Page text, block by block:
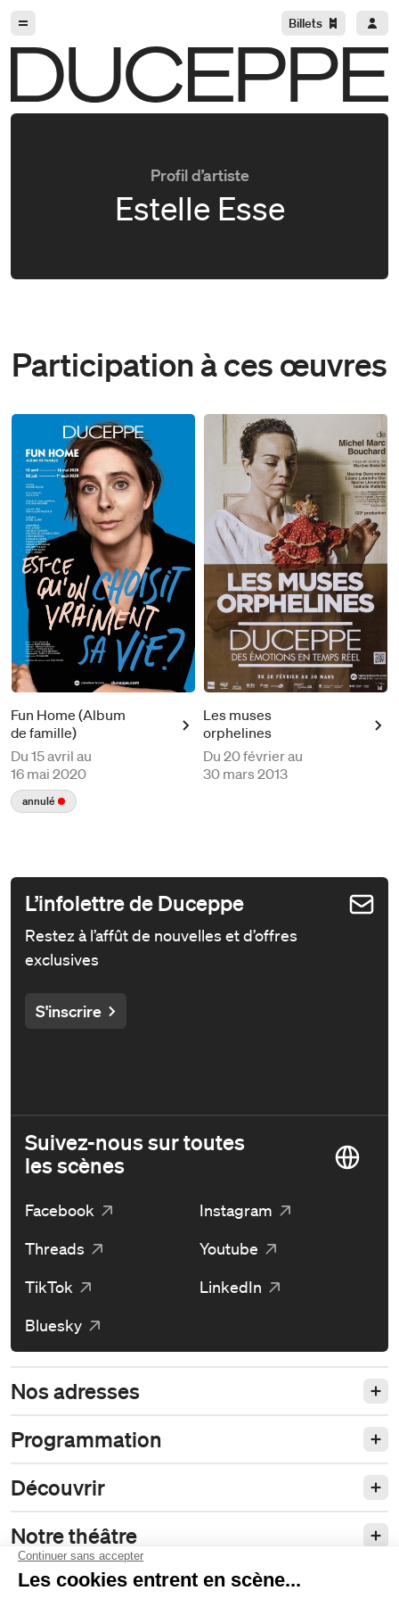
Billets
Profil d’artiste
Estelle Esse
Participation à ces œuvres
Fun Home (Album
de famille)
Du 15 avril au
16 mai 2020
annulé
Les muses
orphelines
Du 20 février au
30 mars 2013
L’infolettre de Duceppe
Restez à l’affût de nouvelles et d’offres
exclusives
S'inscrire
Suivez-nous sur toutes
les scènes
Facebook
Instagram
Threads
Youtube
TikTok
LinkedIn
Bluesky
Nos adresses
Programmation
Découvrir
Notre théâtre
Philanthropie et partenariats